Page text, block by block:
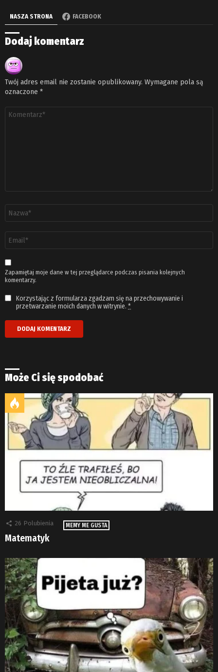
NASZA STRONA FACEBOOK
Dodaj komentarz
Twój adres email nie zostanie opublikowany. Wymagane pola są
oznaczone *
Komentarz
email
*
Zapamiętaj moje dane w tej przeglądarce podczas pisania kolejnych
komentarzy.
Korzystając z formularza zgadzam się na przechowywanie i
przetwarzanie moich danych w witrynie. *
Może Ci się spodobać
26 Polubienia MEMY ME GUSTA
Matematyk